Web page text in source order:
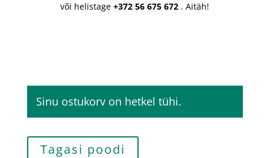
või helistage+372 56 675 672 . Aitäh!
Sinu ostukorv on hetkel tühi.
Tagasi poodi